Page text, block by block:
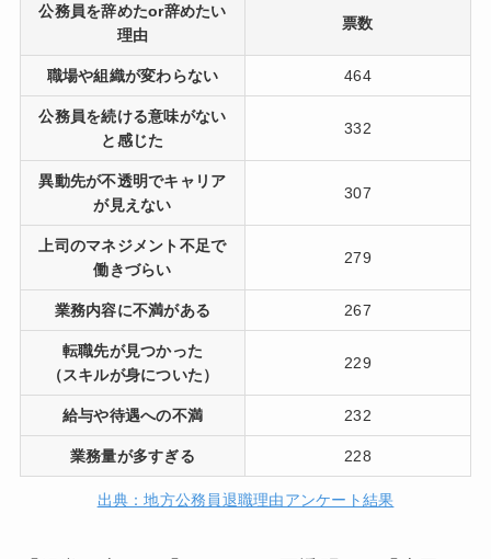
公務員を辞めたor辞めたい
理由
票数
職場や組織が変わらない 464
公務員を続ける意味がない
と感じた
332
異動先が不透明でキャリア
が見えない
307
上司のマネジメント不足で
働きづらい
279
業務内容に不満がある 267
転職先が見つかった
（スキルが身についた）
229
給与や待遇への不満 232
業務量が多すぎる 228
出典：地方公務員退職理由アンケート結果